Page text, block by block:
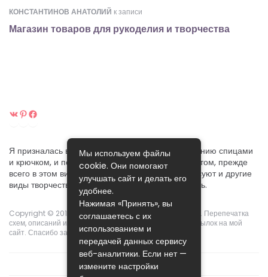
КОНСТАНТИНОВ АНАТОЛИЙ к записи
Магазин товаров для рукоделия и творчества
ВКонтакте
Pinterest
Я призналась вам в своей любви к ручному вязанию спицами
и крючком, и постараюсь поделиться своим опытом, прежде
всего в этом виде рукоделия. Хотя меня интересуют и другие
виды творчества, которые я собираюсь осваивать.
Copyright © 2015-2024.Pikoclub. Права защищены ©. Перепечатка
схем, описаний и фотографий возможны с указанием ссылок на мой
сайт. Спасибо за понимание!
Мы используем файлы
cookie. Они помогают
улучшать сайт и делать его
удобнее.
Нажимая «Принять», вы
соглашаетесь с их
использованием и
передачей данных сервису
веб-аналитики. Если нет —
измените настройки